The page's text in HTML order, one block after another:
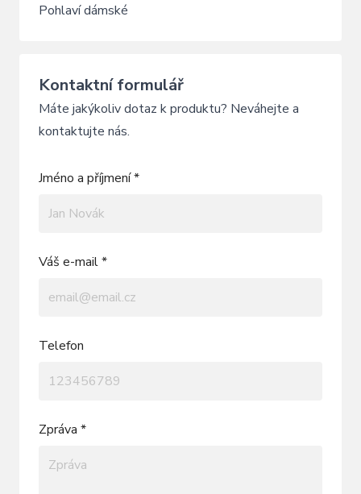
Pohlaví dámské
Kontaktní formulář
Máte jakýkoliv dotaz k produktu? Neváhejte a
kontaktujte nás.
Jméno a příjmení *
Váš e-mail *
Telefon
Zpráva *